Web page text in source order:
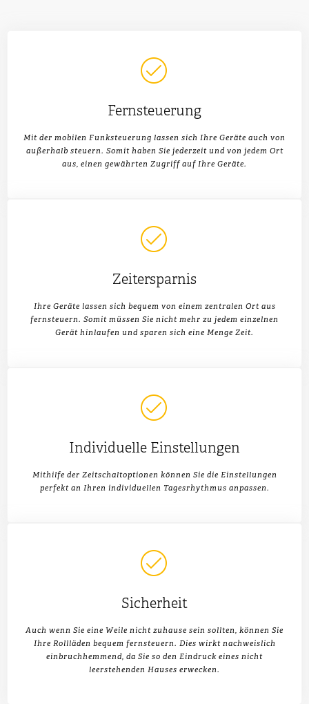
Fernsteuerung
Mit der mobilen Funksteuerung lassen sich Ihre Geräte auch von
außerhalb steuern. Somit haben Sie jederzeit und von jedem Ort
aus, einen gewährten Zugriff auf Ihre Geräte.
Zeitersparnis
Ihre Geräte lassen sich bequem von einem zentralen Ort aus
fernsteuern. Somit müssen Sie nicht mehr zu jedem einzelnen
Gerät hinlaufen und sparen sich eine Menge Zeit.
Individuelle Einstellungen
Mithilfe der Zeitschaltoptionen können Sie die Einstellungen
perfekt an Ihren individuellen Tagesrhythmus anpassen.
Sicherheit
Auch wenn Sie eine Weile nicht zuhause sein sollten, können Sie
Ihre Rollläden bequem fernsteuern. Dies wirkt nachweislich
einbruchhemmend, da Sie so den Eindruck eines nicht
leerstehenden Hauses erwecken.